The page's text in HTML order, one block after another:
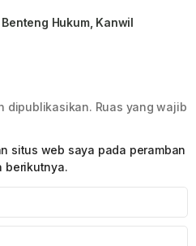
Hukum, Kanwil
dipublikasikan. Ruas yang wajib
situs web saya pada peramban
berikutnya.